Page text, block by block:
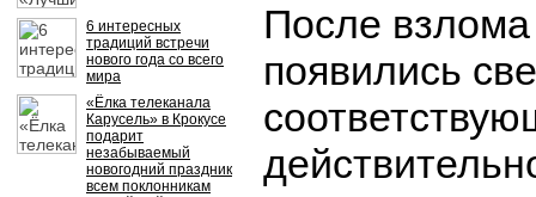
6 интересных
традиций встречи
нового года со всего
мира
«Ёлка телеканала
Карусель» в Крокусе
подарит
незабываемый
новогодний праздник
всем поклонникам
После
появились